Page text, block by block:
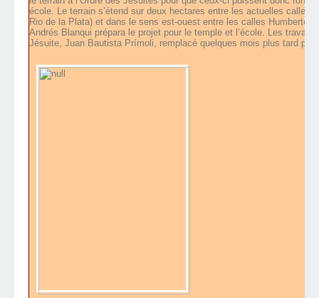
école. Le terrain s’étend sur deux hectares entre les actuelles calles
Rio de la Plata) et dans le sens est-ouest entre les calles Humberto
Andrés Blanqui prépara le projet pour le temple et l’école. Les
Jésuite, Juan Bautista Prímoli, remplacé quelques mois plus tard par